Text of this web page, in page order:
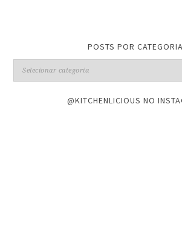
POSTS POR CATEGORIA
@KITCHENLICIOUS NO